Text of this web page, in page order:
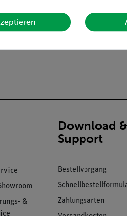
für den Linsenhalter.
&
Download &
Support
Bestellvorgang
Zahlungsarten